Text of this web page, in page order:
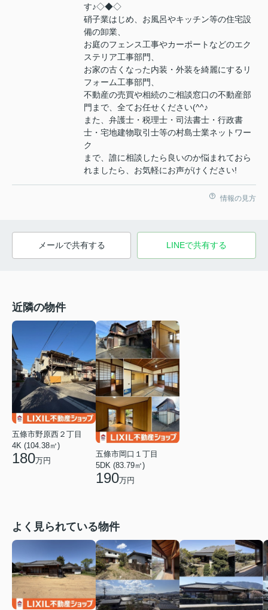
す♪◇◆◇
硝子業はじめ、お風呂やキッチン等の住宅設
備の卸業、
お庭のフェンス工事やカーポートなどのエク
ステリア工事部門、
お家の古くなった内装・外装を綺麗にするリ
フォーム工事部門、
不動産の売買や相続のご相談窓口の不動産部
門まで、全てお任せください(^^♪
また、弁護士・税理士・司法書士・行政書
士・宅地建物取引士等の村島士業ネットワー
ク
まで、誰に相談したら良いのか悩まれておら
れましたら、お気軽にお声がけください!
情報の見方
メールで共有する LINEで共有する
近隣の物件
五條市野原西２丁目
4K (104.38㎡)
180万円
五條市岡口１丁目
5DK (83.79㎡)
190万円
よく見られている物件